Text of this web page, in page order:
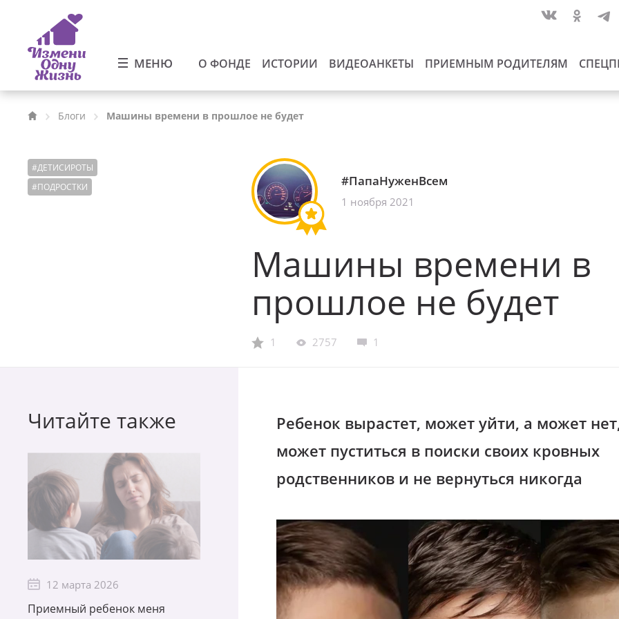
МЕНЮ О ФОНДЕ ИСТОРИИ ВИДЕОАНКЕТЫ ПРИЕМНЫМ РОДИТЕЛЯМ
Блоги Машины времени в прошлое не будет
#ДЕТИСИРОТЫ
#ПОДРОСТКИ #ПапаНуженВсем
1 ноября 2021
Машины времени в
прошлое не будет
1 2757 1
Читайте также
12 марта 2026
Приемный ребенок меня
Ребенок вырастет, может уйти, а может
может пуститься в поиски своих кровных
родственников и не вернуться никогда